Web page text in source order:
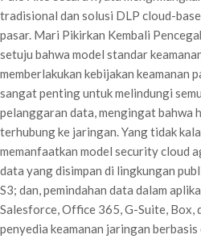
tradisional dan solusi DLP cloud-
pasar. Mari Pikirkan Kembali
setuju bahwa model standar
memberlakukan kebijakan keamanan
sangat penting untuk melindungi
pelanggaran data, mengingat bahwa
terhubung ke jaringan. Yang tidak
memanfaatkan model security cloud
data yang disimpan di lingkungan
S3; dan, pemindahan data dalam
Salesforce, Office 365, G-Suite, Box,
penyedia keamanan jaringan